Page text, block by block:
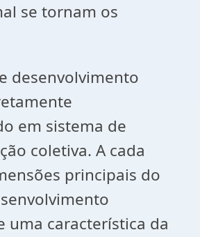
se tornam os
desenvolvimento
em sistema de
coletiva. A cada
principais do
uma característica da